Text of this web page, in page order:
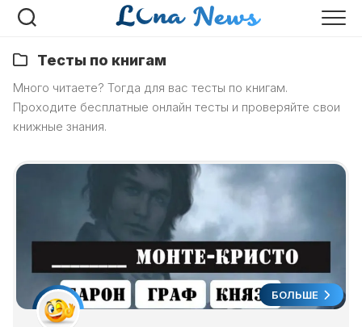
Перейти
Тесты по книгам
Много читаете? Тогда для вас тесты по книгам.
Проходите бесплатные онлайн тесты и проверяйте свои
книжные знания.
БОЛЬШЕ